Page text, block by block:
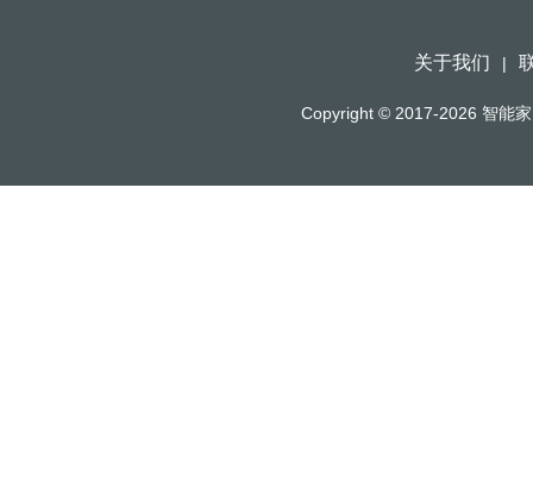
关于我们 |
Copyright © 2017-2026 智能